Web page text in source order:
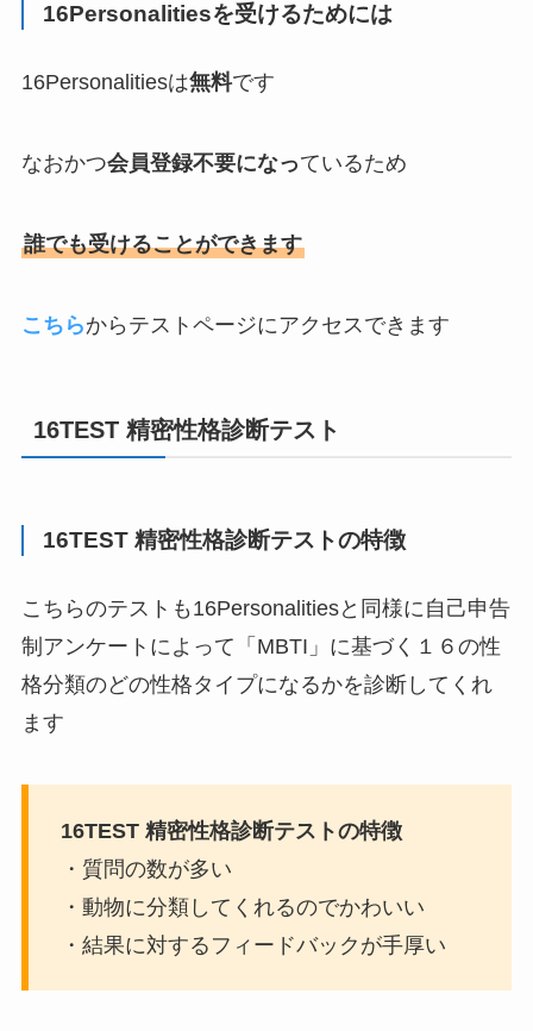
16Personalitiesを受けるためには
16Personalitiesは無料です
なおかつ会員登録不要になっているため
誰でも受けることができます
こちらからテストページにアクセスできます
16TEST 精密性格診断テスト
16TEST 精密性格診断テストの特徴
こちらのテストも16Personalitiesと同様に自己申告
制アンケートによって「MBTI」に基づく１６の性
格分類のどの性格タイプになるかを診断してくれ
ます
16TEST 精密性格診断テストの特徴
・質問の数が多い
・動物に分類してくれるのでかわいい
・結果に対するフィードバックが手厚い